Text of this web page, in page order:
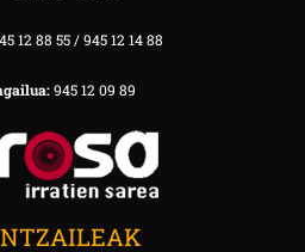
12 88 55 / 945 12 14 88
945 12 09 89